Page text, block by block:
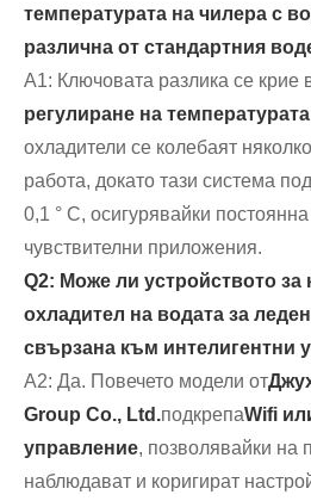
температурата на чилера с
различна от стандартния
A1: Ключовата разлика се крие
регулиране на температурата
охладители се колебаят
работа, докато тази система
0,1 ° C, осигурявайки
чувствителни приложения.
Q2: Може ли устройството за
охладител на водата за
свързана към интелигентни
A2: Да. Повечето модели от
Group Co., Ltd.подкрепаWifi
управление, позволявайки на
наблюдават и коригират